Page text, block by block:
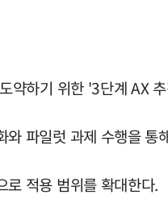
약하기 위한 '3단계 AX
파일럿 과제 수행을 통
로 적용 범위를 확대한다.